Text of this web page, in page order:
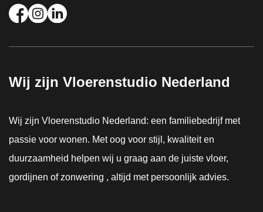
Wij zijn Vloerenstudio Nederland
Wij zijn Vloerenstudio Nederland: een familiebedrijf met
passie voor wonen. Met oog voor stijl, kwaliteit en
duurzaamheid helpen wij u graag aan de juiste vloer,
gordijnen of zonwering , altijd met persoonlijk advies.